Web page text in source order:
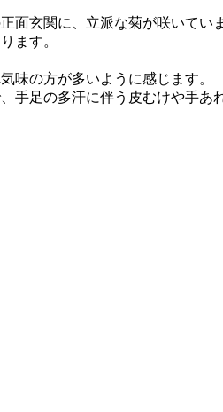
面玄関に、立派な菊が咲いていま
ます。
味の方が多いように感じます。
足の多汗に伴う皮むけや手あ